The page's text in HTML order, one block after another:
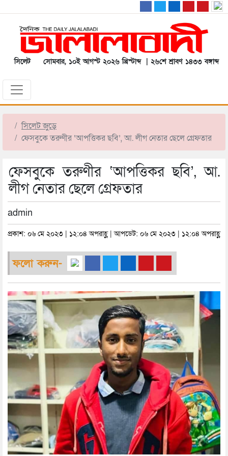
সিলেট সোমবার, ১০ই আগস্ট ২০২৬ খ্রিস্টাব্দ | ২৬শে শ্রাবণ ১৪৩৩ বঙ্গাব্দ
সিলেট জুড়ে
ফেসবুকে তরুণীর ‘আপত্তিকর ছবি’, আ. লীগ নেতার ছেলে গ্রেফতার
ফেসবুকে তরুণীর ‘আপত্তিকর ছবি’, আ.
লীগ নেতার ছেলে গ্রেফতার
admin
প্রকাশ: ০৬ মে ২০২৩ | ১২:০৪ অপরাহ্ণ | আপডেট: ০৬ মে ২০২৩ | ১২:০৪ অপরাহ্ণ
ফলো করুন-